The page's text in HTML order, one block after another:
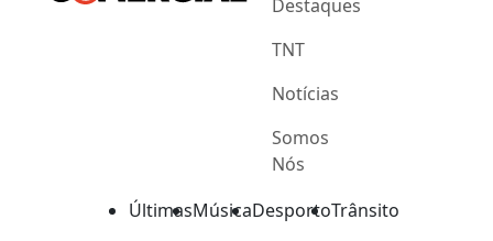
Destaques
TNT
Notícias
Somos
Nós
ÚltimasMúsicaDesportoTrânsito